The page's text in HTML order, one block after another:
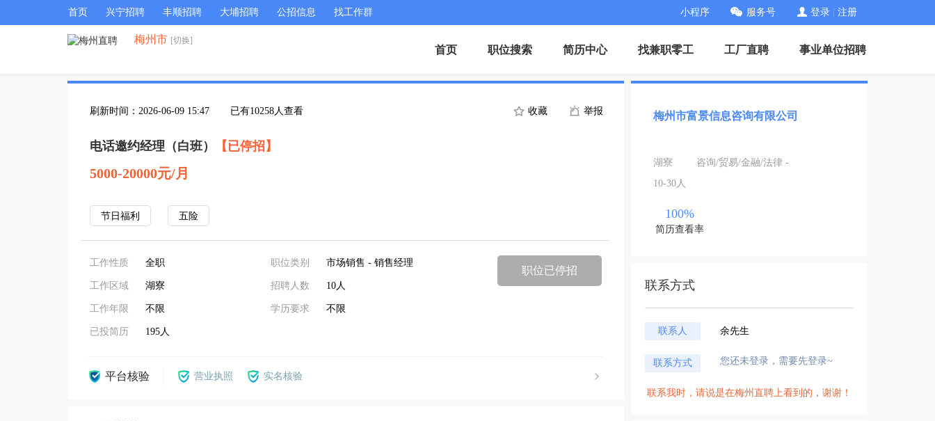
首页 兴宁招聘 丰顺招聘 大埔招聘 公招信息 找工作群 小程序 服务号 登录 注册
梅州市 [切换]
首页 职位搜索 简历中心 找兼职零工 工厂直聘 事业单位招聘
刷新时间：2026-06-09 15:47 已有10258人查看 收藏 举报
电话邀约经理（白班） 【已停招】
5000-20000元/月
节日福利 五险
工作性质 全职
工作区域 湖寮
工作年限 不限
已投简历 195人
职位类别 市场销售 - 销售经理
招聘人数 10人
学历要求 不限
职位已停招
平台核验 营业执照 实名核验
梅州市富景信息咨询有限公司
湖寮
咨询/贸易/金融/法律 -
10-30人
100%
简历查看率
联系方式
联系人 余先生
联系方式 您还未登录，需要先登录~
联系我时，请说是在梅州直聘上看到的，谢谢！